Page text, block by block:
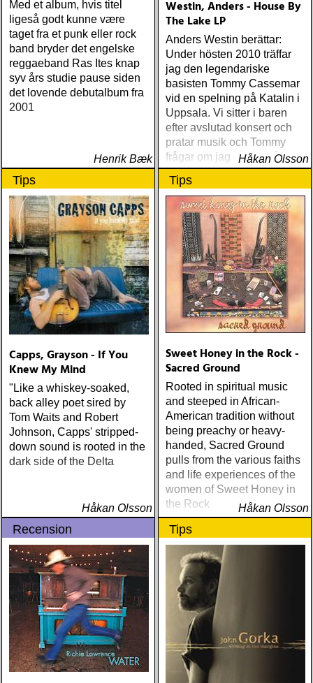
Med et album, hvis titel
ligeså godt kunne være
taget fra et punk eller rock
band bryder det engelske
reggaeband Ras Ites knap
syv års studie pause siden
det lovende debutalbum fra
2001
Henrik Bæk
Westin, Anders - House By
The Lake LP
Anders Westin berättar:
Under hösten 2010 träffar
jag den legendariske
basisten Tommy Cassemar
vid en spelning på Katalin i
Uppsala. Vi sitter i baren
efter avslutad konsert och
pratar musik och Tommy
frågar om jag spelar något
instrument
Håkan Olsson
Tips
Capps, Grayson - If You
Knew My Mind
"Like a whiskey-soaked,
back alley poet sired by
Tom Waits and Robert
Johnson, Capps' stripped-
down sound is rooted in the
dark side of the Delta
Håkan Olsson
Tips
Sweet Honey in the Rock -
Sacred Ground
Rooted in spiritual music
and steeped in African-
American tradition without
being preachy or heavy-
handed, Sacred Ground
pulls from the various faiths
and life experiences of the
women of Sweet Honey in
the Rock
Håkan Olsson
Recension Tips